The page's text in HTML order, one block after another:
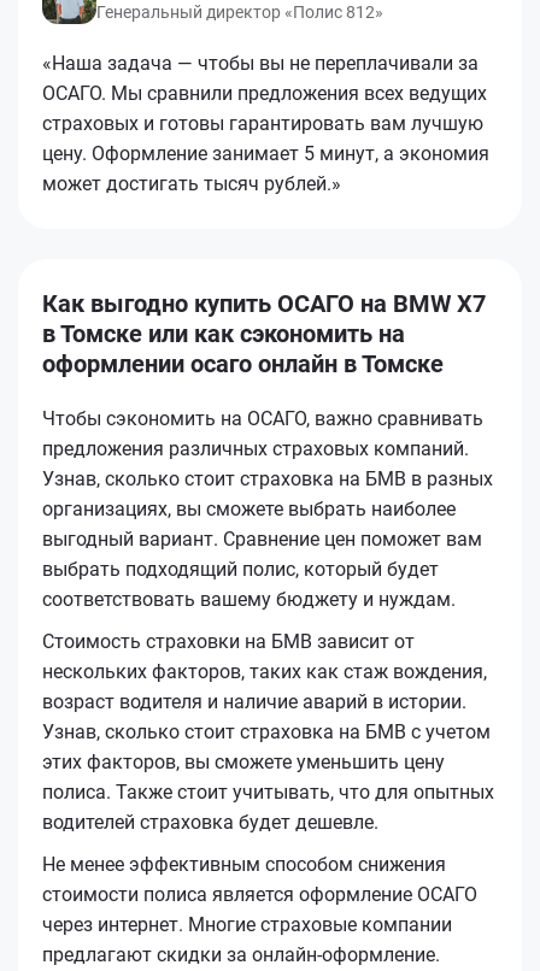
Генеральный директор «Полис 812»
«Наша задача — чтобы вы не переплачивали за
ОСАГО. Мы сравнили предложения всех ведущих
страховых и готовы гарантировать вам лучшую
цену. Оформление занимает 5 минут, а экономия
может достигать тысяч рублей.»
Как выгодно купить ОСАГО на BMW X7
в Томске или как сэкономить на
оформлении осаго онлайн в Томске
Чтобы сэкономить на ОСАГО, важно сравнивать
предложения различных страховых компаний.
Узнав, сколько стоит страховка на БМВ в разных
организациях, вы сможете выбрать наиболее
выгодный вариант. Сравнение цен поможет вам
выбрать подходящий полис, который будет
соответствовать вашему бюджету и нуждам.
Стоимость страховки на БМВ зависит от
нескольких факторов, таких как стаж вождения,
возраст водителя и наличие аварий в истории.
Узнав, сколько стоит страховка на БМВ с учетом
этих факторов, вы сможете уменьшить цену
полиса. Также стоит учитывать, что для опытных
водителей страховка будет дешевле.
Не менее эффективным способом снижения
стоимости полиса является оформление ОСАГО
через интернет. Многие страховые компании
предлагают скидки за онлайн-оформление.